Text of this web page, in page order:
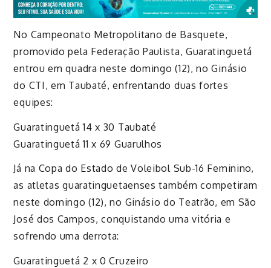
No Campeonato Metropolitano de Basquete,
promovido pela Federação Paulista, Guaratinguetá
entrou em quadra neste domingo (12), no Ginásio
do CTI, em Taubaté, enfrentando duas fortes
equipes:
Guaratinguetá 14 x 30 Taubaté
Guaratinguetá 11 x 69 Guarulhos
Já na Copa do Estado de Voleibol Sub-16 Feminino,
as atletas guaratinguetaenses também competiram
neste domingo (12), no Ginásio do Teatrão, em São
José dos Campos, conquistando uma vitória e
sofrendo uma derrota:
Guaratinguetá 2 x 0 Cruzeiro